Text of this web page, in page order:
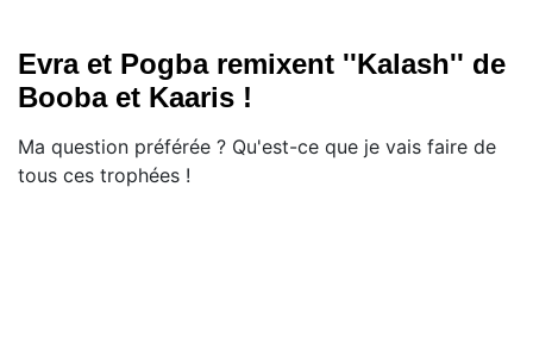
Evra et Pogba remixent ''Kalash'' de
Booba et Kaaris !
Ma question préférée ? Qu'est-ce que je vais faire de
tous ces trophées !